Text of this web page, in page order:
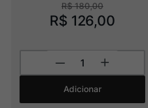
R$ 180,00
R$ 126,00
Adicionar